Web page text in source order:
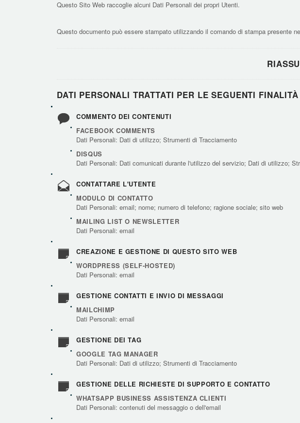
Questo Sito Web raccoglie alcuni Dati Personali dei propri Utenti.
Questo documento può essere stampato utilizzando il comando di stampa presente
DATI PERSONALI TRATTATI PER LE SEGUENTI
COMMENTO DEI CONTENUTI
FACEBOOK COMMENTS
Dati Personali: Dati di utilizzo; Strumenti di Tracciamento
DISQUS
Dati Personali: Dati comunicati durante l'utilizzo del servizio; Dati di utilizzo;
CONTATTARE L'UTENTE
MODULO DI CONTATTO
Dati Personali: email; nome; numero di telefono; ragione sociale; sito web
MAILING LIST O NEWSLETTER
Dati Personali: email
CREAZIONE E GESTIONE DI QUESTO SITO WEB
WORDPRESS (SELF-HOSTED)
Dati Personali: email
GESTIONE CONTATTI E INVIO DI MESSAGGI
MAILCHIMP
Dati Personali: email
GESTIONE DEI TAG
GOOGLE TAG MANAGER
Dati Personali: Dati di utilizzo; Strumenti di Tracciamento
GESTIONE DELLE RICHIESTE DI SUPPORTO E CONTATTO
WHATSAPP BUSINESS ASSISTENZA CLIENTI
Dati Personali: contenuti del messaggio o dell'email